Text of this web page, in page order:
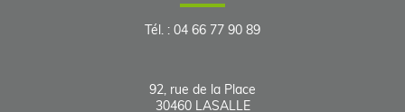
Tél. : 04 66 77 90 89
92, rue de la Place
30460 LASALLE